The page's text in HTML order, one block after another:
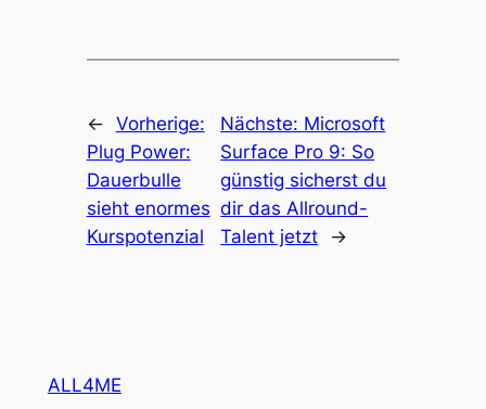
← Vorherige:
Plug Power:
Dauerbulle
sieht enormes
Kurspotenzial
Nächste: Microsoft
Surface Pro 9: So
günstig sicherst du
dir das Allround-
Talent jetzt
→
ALL4ME